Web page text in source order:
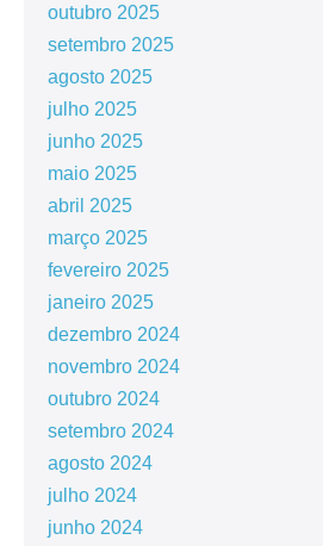
outubro 2025
setembro 2025
agosto 2025
julho 2025
junho 2025
maio 2025
abril 2025
março 2025
fevereiro 2025
janeiro 2025
dezembro 2024
novembro 2024
outubro 2024
setembro 2024
agosto 2024
julho 2024
junho 2024